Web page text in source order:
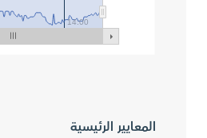
14:00
المعايير الرئيسية